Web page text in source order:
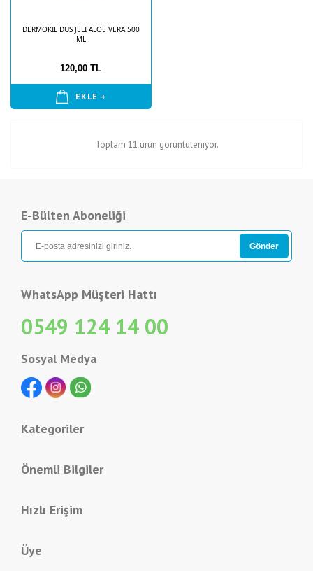
DERMOKIL DUS JELI ALOE VERA 500
ML
120,00 TL
EKLE +
Toplam 11 ürün görüntüleniyor.
Kategoriler
Önemli Bilgiler
Hızlı Erişim
Üye
E-Bülten Aboneliği
WhatsApp Müşteri Hattı
0549 124 14 00
Sosyal Medya